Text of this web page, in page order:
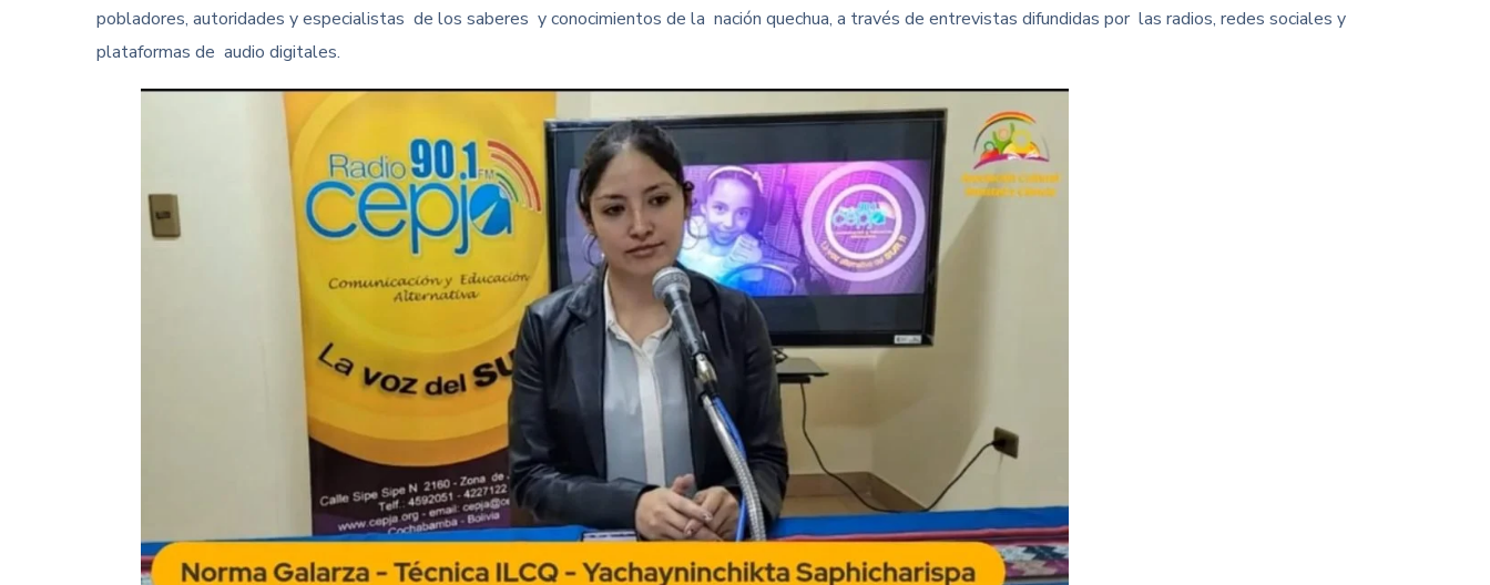
pobladores, autoridades y especialistas de los saberes y conocimientos de la nación quechua, a través de entrevistas difundidas por las radios, redes sociales y
plataformas de audio digitales.